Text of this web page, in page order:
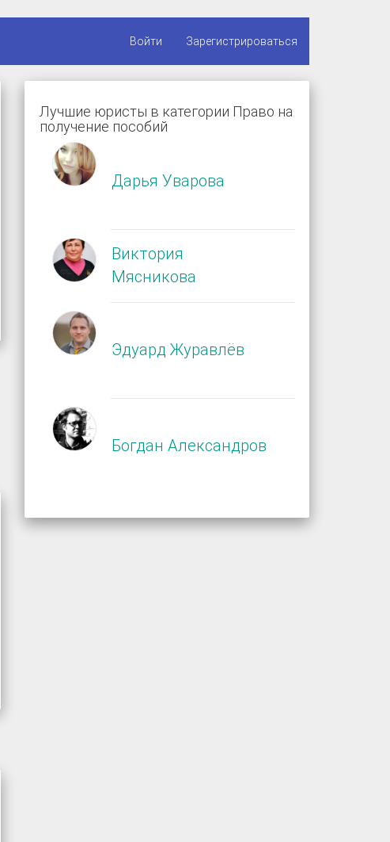
Войти Зарегистрироваться
Лучшие юристы в категории Право на
получение пособий
Дарья Уварова
Виктория
Мясникова
Эдуард Журавлёв
Богдан Александров